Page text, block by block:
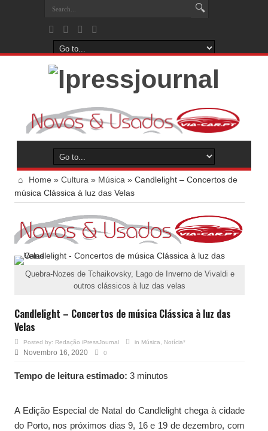
Home » Cultura » Música » Candlelight – Concertos de
música Clássica à luz das Velas
Quebra-Nozes de Tchaikovsky, Lago de Inverno de Vivaldi e
outros clássicos à luz das velas
Candlelight – Concertos de música Clássica à luz das
Velas
Posted by: Redação iPressJournal in Música Notícia*
Novembro 16, 2020 0
Tempo de leitura estimado: 3 minutos
A Edição Especial de Natal do Candlelight chega à cidade
do Porto, nos próximos dias 9, 16 e 19 de dezembro, com